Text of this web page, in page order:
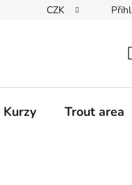
CZK
Kurzy Trout area